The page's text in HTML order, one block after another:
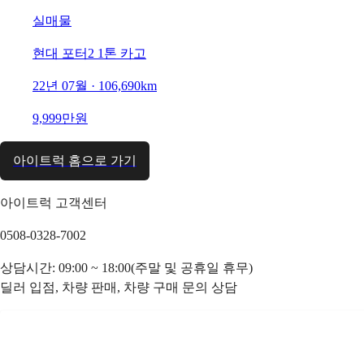
실매물
현대 포터2 1톤 카고
22년 07월 · 106,690km
9,999만원
아이트럭 홈으로 가기
아이트럭 고객센터
0508-0328-7002
상담시간: 09:00 ~ 18:00(주말 및 공휴일 휴무)
딜러 입점, 차량 판매, 차량 구매 문의 상담